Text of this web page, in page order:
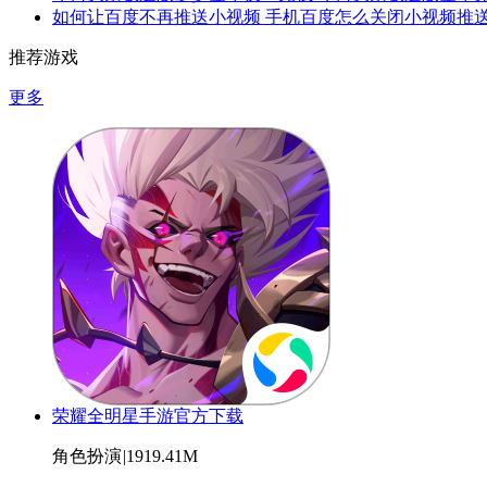
如何让百度不再推送小视频 手机百度怎么关闭小视频推
推荐游戏
更多
荣耀全明星手游官方下载
角色扮演|1919.41M